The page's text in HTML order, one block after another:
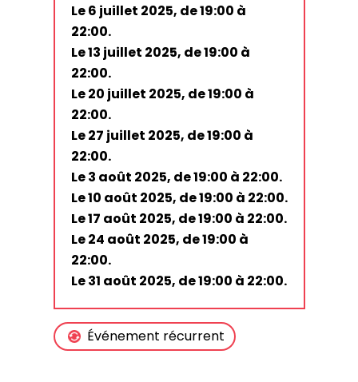
Le 6 juillet 2025, de 19:00 à
22:00.
Le 13 juillet 2025, de 19:00 à
22:00.
Le 20 juillet 2025, de 19:00 à
22:00.
Le 27 juillet 2025, de 19:00 à
22:00.
Le 3 août 2025, de 19:00 à 22:00.
Le 10 août 2025, de 19:00 à 22:00.
Le 17 août 2025, de 19:00 à 22:00.
Le 24 août 2025, de 19:00 à
22:00.
Le 31 août 2025, de 19:00 à 22:00.
Événement récurrent